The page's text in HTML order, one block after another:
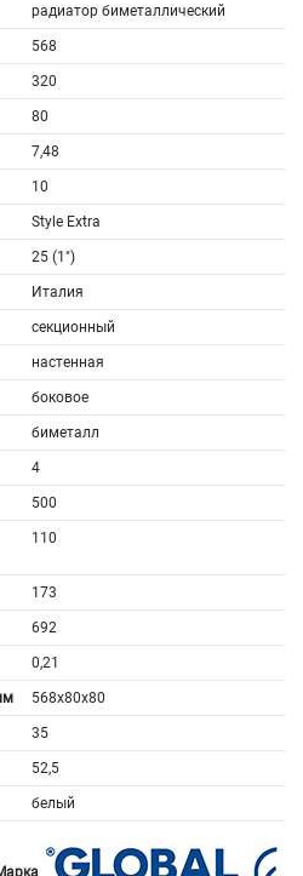
радиатор биметаллический
568
320
80
7,48
10
Style Extra
25 (1")
Италия
секционный
настенная
боковое
биметалл
4
500
110
173
692
0,21
568x80x80
35
52,5
белый